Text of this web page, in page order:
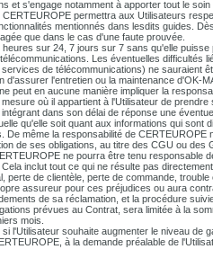
et s'engage notamment à apporter tout le
permettra aux Utilisateurs
mentionnés dans lesdits guides.
que dans le cas d'une faute prouvée.
sur 24, 7 jours sur 7 sans qu'elle puisse
Les éventuelles difficultés
de télécommunications) ne sauraient
d'assurer l'entretien ou la maintenance d'OK-
peut en aucune manière impliquer la
où il appartient à l'Utilisateur de
dans son délai de réponse une
qu'elle soit quant aux informations qui sont
même la responsabilité de
de ses obligations, au titre des CGU ou des
ne pourra être tenu responsable
inclut tout ce qui ne résulte pas
de clientèle, perte de commande,
assureur pour ces préjudices ou aura
de sa réclamation, et la procédure
prévues au Contrat, sera limitée à la
mois.
l'Utilisateur souhaite augmenter le niveau de
à la demande préalable de